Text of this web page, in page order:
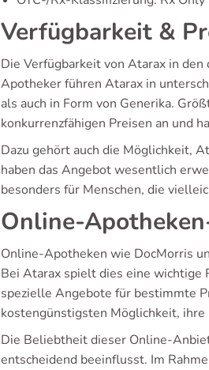
Verfügbarkeit &
Die Verfügbarkeit von Atarax in
Apotheker führen Atarax in
als auch in Form von Generika.
konkurrenzfähigen Preisen an und
Dazu gehört auch die Möglichkeit,
haben das Angebot wesentlich
besonders für Menschen, die
Online-
Online-Apotheken wie DocMorris
Bei Atarax spielt dies eine wichtige
spezielle Angebote für bestimmte
kostengünstigsten Möglichkeit,
Die Beliebtheit dieser Online-
entscheidend beeinflusst. Im